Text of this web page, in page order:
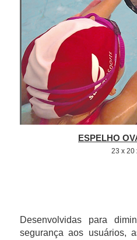
ESPELHO
23 x 20
Desenvolvidas para
segurança aos usuários,